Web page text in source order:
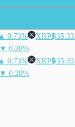
▲ 0.73% XRP฿35.33
▼ 0.28%
▲ 0.73% XRP฿35.33
▼ 0.28%